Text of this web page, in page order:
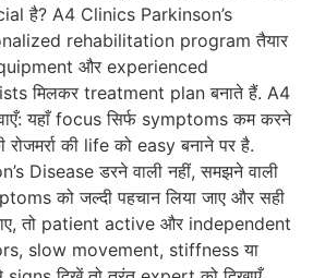
है? A4 Clinics Parkinson’s
rehabilitation program तैयार
और experienced
मिलकर treatment plan बनाते हैं. A4
यहाँ focus सिर्फ symptoms कम करने
की life को easy बनाने पर है.
Disease डरने वाली नहीं, समझने वाली
को जल्दी पहचान लिया जाए और सही
तो patient active और independent
slow movement, stiffness या